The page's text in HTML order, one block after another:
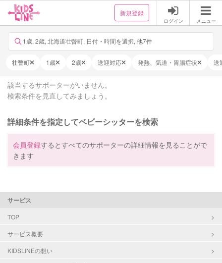
新規登録
ログイン メニュー
1歳, 2歳, 北海道壮瞥町, 日付・時間を選択, 他7件
壮瞥町 1歳 2歳 送迎対応 発熱、気道・胃腸症状 送
該当するサポーターがいません。
検索条件を見直してみましょう。
詳細条件を指定してベビーシッターを検索
会員登録するとすべてのサポーターの詳細情報を見ることがで
きます
サービス
TOP
サービス概要
KIDSLINEの想い